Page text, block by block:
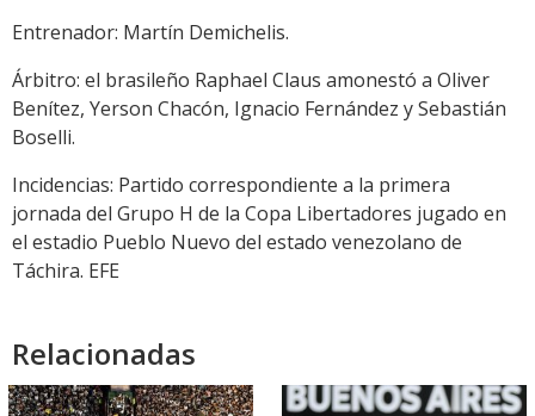
Entrenador: Martín Demichelis.
Árbitro: el brasileño Raphael Claus amonestó a Oliver
Benítez, Yerson Chacón, Ignacio Fernández y Sebastián
Boselli.
Incidencias: Partido correspondiente a la primera
jornada del Grupo H de la Copa Libertadores jugado en
el estadio Pueblo Nuevo del estado venezolano de
Táchira. EFE
Relacionadas